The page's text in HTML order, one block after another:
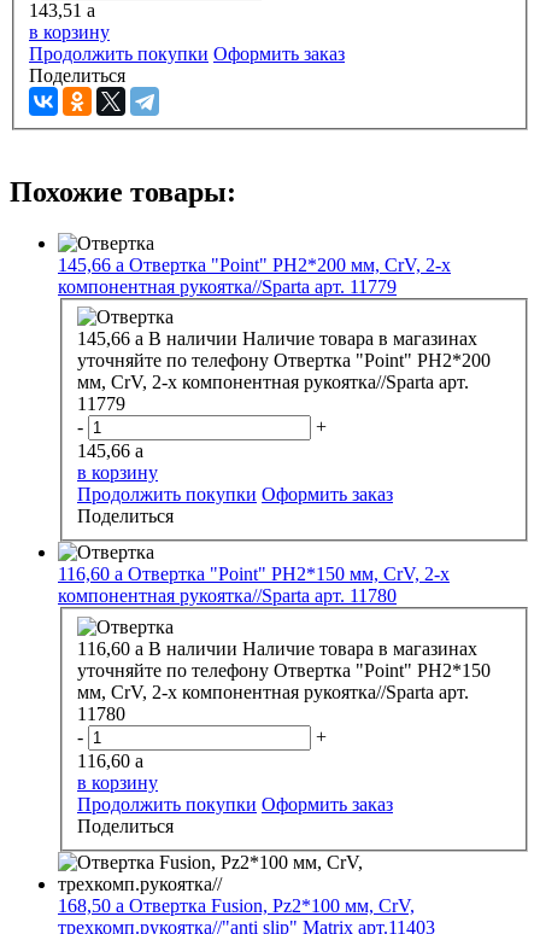
143,51 a
в корзину
Продолжить покупки Оформить заказ
Поделиться
Похожие товары:
145,66 a Отвертка "Point" PH2*200 мм, СrV, 2-х
компонентная рукоятка//Sparta арт. 11779
145,66 a В наличии Наличие товара в магазинах
уточняйте по телефону Отвертка "Point" PH2*200
мм, СrV, 2-х компонентная рукоятка//Sparta арт.
11779
-
+
145,66 a
в корзину
Продолжить покупки Оформить заказ
Поделиться
116,60 a Отвертка "Point" PH2*150 мм, СrV, 2-х
компонентная рукоятка//Sparta арт. 11780
116,60 a В наличии Наличие товара в магазинах
уточняйте по телефону Отвертка "Point" PH2*150
мм, СrV, 2-х компонентная рукоятка//Sparta арт.
11780
-
+
116,60 a
в корзину
Продолжить покупки Оформить заказ
Поделиться
168,50 a Отвертка Fusion, Pz2*100 мм, CrV,
трехкомп.рукоятка//"anti slip" Matrix арт.11403